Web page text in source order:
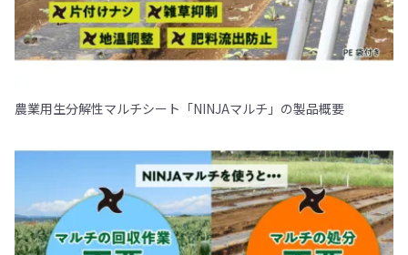
農業用生分解性マルチシート「NINJAマルチ」の製品概要